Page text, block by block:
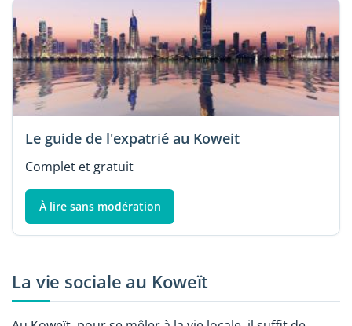
Le guide de l'expatrié au Koweit
Complet et gratuit
À lire sans modération
La vie sociale au Koweït